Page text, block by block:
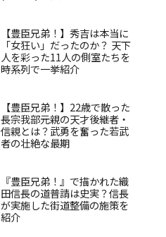
【豊臣兄弟！】秀吉は本当に
「女狂い」だったのか？ 天下
人を彩った11人の側室たちを
時系列で一挙紹介
【豊臣兄弟！】22歳で散った
長宗我部元親の天才後継者・
信親とは？武勇を奮った若武
者の壮絶な最期
『豊臣兄弟！』で描かれた織
田信長の道普請は史実？信長
が実施した街道整備の施策を
紹介